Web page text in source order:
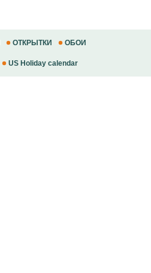
ОТКРЫТКИ ОБОИ
US Holiday calendar